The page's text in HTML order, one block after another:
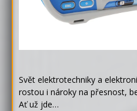
Svět elektrotechniky a
rostou i nároky na přesnost,
Ať už jde…